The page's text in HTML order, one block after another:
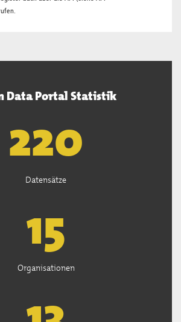
Data Portal Statistik
221
Datensätze
15
Organisationen